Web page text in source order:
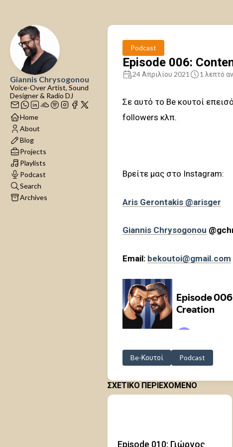
Giannis Chrysogonou
Voice-Over Artist, Sound
Designer & Radio DJ
Home
About
Blog
Projects
Playlists
Podcast
Search
Archives
Podcast
Episode 006:
24 Απριλίου 2021 1 λεπτό
Σε αυτό το Be κουτοί
followers κλπ.
Βρείτε μας στο Instagram:
Aris Gerontakis @arisger
Giannis Chrysogonou
Email: bekoutoi@gmail.com
Be-Κουτοί Podcast
ΣΧΕΤΙΚΟ ΠΕΡΙΕΧΟΜΕΝΟ
Episode 010: Γιώργος